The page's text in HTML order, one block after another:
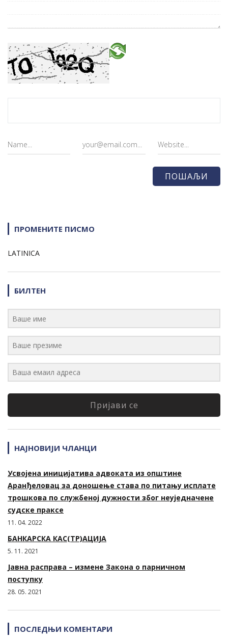
ПРОМЕНИТЕ ПИСМО
LATINICA
БИЛТЕН
Пријави се
НАЈНОВИЈИ ЧЛАНЦИ
Усвојена иницијатива адвоката из општине
Аранђеловац за доношење става по питању исплате
трошкова по службеној дужности због неуједначене
судске праксе
11. 04. 2022
БАНКАРСКА КАС(ТР)АЦИЈА
5. 11. 2021
Јавна расправа – измене Закона о парничном
поступку
28. 05. 2021
ПОСЛЕДЊИ КОМЕНТАРИ